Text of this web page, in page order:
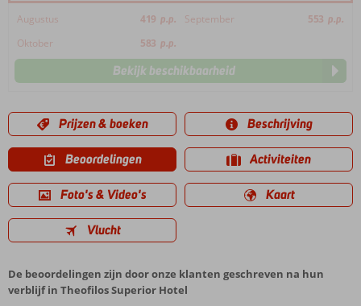
Augustus 419 p.p. September 553 p.p.
Oktober
583 p.p.
Bekijk beschikbaarheid
Prijzen & boeken Beschrijving
Beoordelingen Activiteiten
Foto's & Video's Kaart
Vlucht
De beoordelingen zijn door onze klanten geschreven na hun
verblijf in Theofilos Superior Hotel